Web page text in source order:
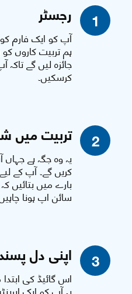
1 رجسٹر
آپ کو ایک فارم
ہم تربیت کاروں
جائزہ لیں گے تاکہ
کرسکیں۔
2 تربیت میں
یہ وہ جگہ ہے
کریں گے۔ آپ کے
بارے میں بتائیں
سائن اپ ہونا
3 اپنی دل
اس گائیڈ کی